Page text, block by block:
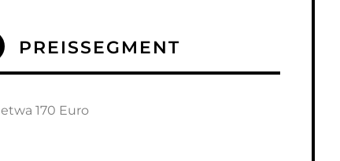
PREISSEGMENT
etwa 170 Euro